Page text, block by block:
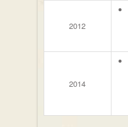
2012
2014